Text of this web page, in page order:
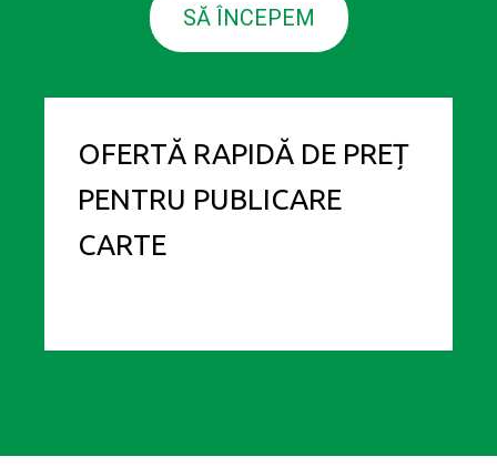
SĂ ÎNCEPEM
OFERTĂ RAPIDĂ DE PREȚ
PENTRU PUBLICARE
CARTE